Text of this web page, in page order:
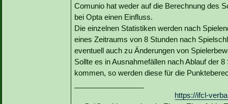
Comunio hat weder auf die Berechnung des
bei Opta einen Einfluss.
Die einzelnen Statistiken werden nach
eines Zeitraums von 8 Stunden nach
eventuell auch zu Änderungen von
Sollte es in Ausnahmefällen nach Ablauf der
kommen, so werden diese für die
https://ifcl-